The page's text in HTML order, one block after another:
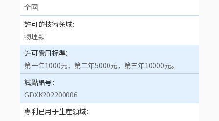
全國
許可的技術領域
物理類
許可費用标準
第一年1000元，第二年5000元，第三年10000元。
試點編号
GDXK202200006
專利已用于生産領域